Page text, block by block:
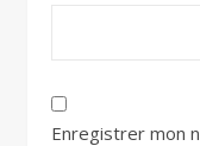
Enregistrer mon